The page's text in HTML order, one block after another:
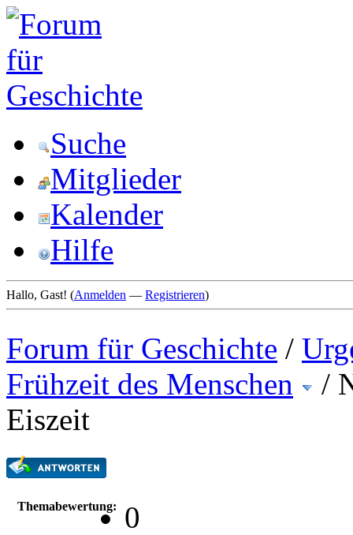
Suche
Mitglieder
Kalender
Hilfe
Hallo, Gast! (Anmelden — Registrieren)
Forum für Geschichte /
Frühzeit des Menschen
/
Eiszeit
Themabewertung:
0